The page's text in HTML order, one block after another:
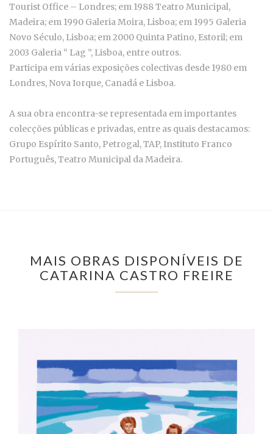
Tourist Office – Londres; em 1988 Teatro Municipal,
Madeira; em 1990 Galeria Moira, Lisboa; em 1995 Galeria
Novo Século, Lisboa; em 2000 Quinta Patino, Estoril; em
2003 Galeria “ Lag ”, Lisboa, entre outros.
Participa em várias exposições colectivas desde 1980 em
Londres, Nova Iorque, Canadá e Lisboa.
A sua obra encontra-se representada em importantes
colecções públicas e privadas, entre as quais destacamos:
Grupo Espírito Santo, Petrogal, TAP, Instituto Franco
Português, Teatro Municipal da Madeira.
MAIS OBRAS DISPONÍVEIS DE
CATARINA CASTRO FREIRE